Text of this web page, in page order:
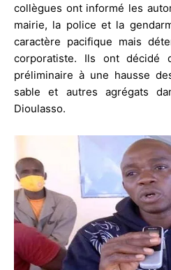
collègues ont informé les
mairie, la police et la
caractère pacifique mais
corporatiste. Ils ont
préliminaire à une hausse
sable et autres agrégats
Dioulasso.